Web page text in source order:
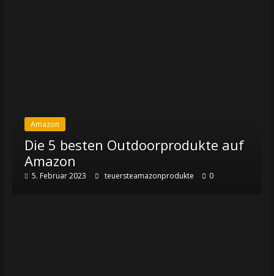
Amazon
Die 5 besten Outdoorprodukte auf
Amazon
5. Februar 2023 teuersteamazonprodukte 0